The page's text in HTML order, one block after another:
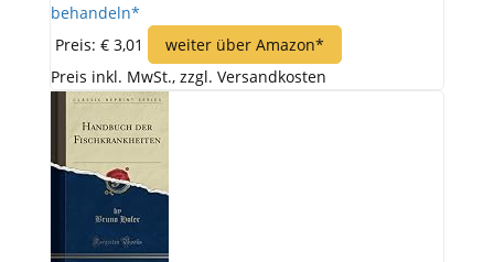
behandeln*
Preis: € 3,01
weiter über Amazon*
Preis inkl. MwSt., zzgl. Versandkosten